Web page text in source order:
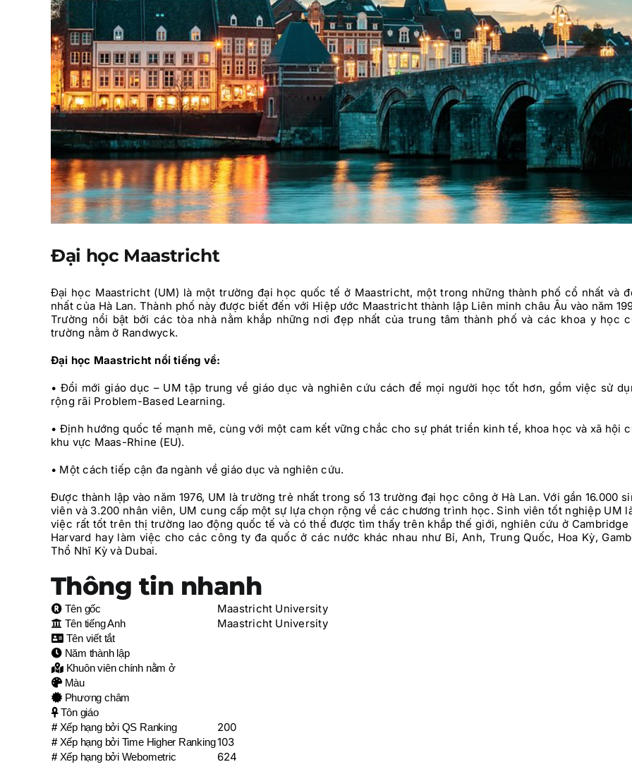
Đại học Maastricht
Đại học Maastricht (UM) là một trường đại học quốc tế ở Maastricht, một trong những thành phố cổ nhất và
nhất của Hà Lan. Thành phố này được biết đến với Hiệp ước Maastricht thành lập Liên minh châu Âu vào năm
Trường nổi bật bởi các tòa nhà nằm khắp những nơi đẹp nhất của trung tâm thành phố và các khoa y học
trường nằm ở Randwyck.
Đại học Maastricht nổi tiếng về:
• Đổi mới giáo dục – UM tập trung về giáo dục và nghiên cứu cách để mọi người học tốt hơn, gồm việc sử
rộng rãi Problem-Based Learning.
• Định hướng quốc tế mạnh mẽ, cùng với một cam kết vững chắc cho sự phát triển kinh tế, khoa học và xã hội
khu vực Maas-Rhine (EU).
• Một cách tiếp cận đa ngành về giáo dục và nghiên cứu.
Được thành lập vào năm 1976, UM là trường trẻ nhất trong số 13 trường đại học công ở Hà Lan. Với gần 16.000
viên và 3.200 nhân viên, UM cung cấp một sự lựa chọn rộng về các chương trình học. Sinh viên tốt nghiệp UM
việc rất tốt trên thị trường lao động quốc tế và có thể được tìm thấy trên khắp thế giới, nghiên cứu ở Cambridge
Harvard hay làm việc cho các công ty đa quốc ở các nước khác nhau như Bỉ, Anh, Trung Quốc, Hoa Kỳ,
Thổ Nhĩ Kỳ và Dubai.
Thông tin nhanh
Tên gốc Maastricht University
Tên tiếng Anh Maastricht University
Tên viết tắt
Năm thành lập
Khuôn viên chính nằm ở
Màu
Phương châm
Tôn giáo
#Xếp hạng bởi QS Ranking 200
#Xếp hạng bởi Time Higher Ranking103
#Xếp hạng bởi Webometric
624